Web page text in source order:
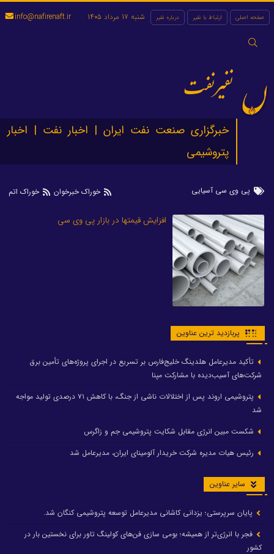
صفحه اصلی ارتباط با نفیر درباره نفیر
جستجو
شنبه 17 مرداد 1405 info@nafirenaft.ir
نفیرنفت
خبرگزاری صنعت نفت ایران | اخبار نفت | اخبار
پتروشیمی
پی وی سی آسیایی خوراک خبرخوان خوراک اتم
افزایش قیمتها در بازار پی وی سی
پربازدید ترین عناوین
تأکید مدیرعامل هلدینگ خلیج‌فارس بر تسریع در اجرای پروژه‌های تأمین برق
شرکت‌های آسیب‌دیده با مشارکت مپنا
پتروشیمی اروند پس از اختلالات ناشی از جنگ، با کاهش ۷۱ درصدی تولید مواجه
شد
شکست مبین انرژی مقابل شکایت پتروشیمی جم و زاگرس
رئیس هیات مدیره شرکت خریدار آلومینای ایران، مدیرعامل شد
سایر عناوین
پایان سرپرستی؛ یزدانی کاشانی مدیرعامل توسعه پتروشیمی کنگان شد.
فجر با انرژی‌تر از همیشه؛ بومی سازی فن‌های کولینگ تاور برای نخستین بار در
کشور